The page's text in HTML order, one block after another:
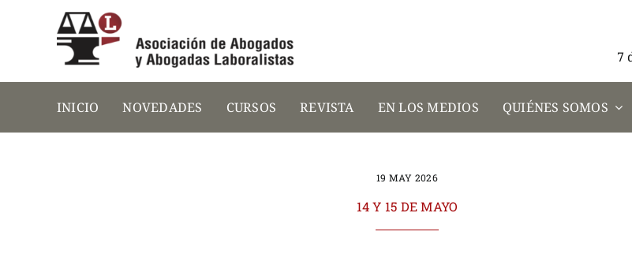
7
INICIO NOVEDADES CURSOS REVISTA EN LOS MEDIOS QUIÉNES SOMOS
19 MAY 2026
14 Y 15 DE MAYO